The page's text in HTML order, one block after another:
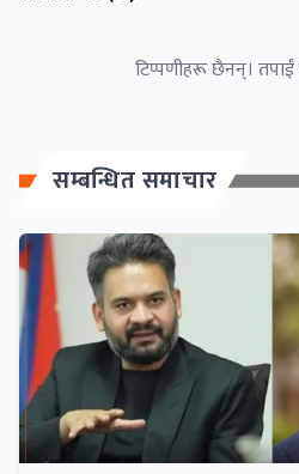
टिप्पणीहरू छैनन्। तपाईं
सम्बन्धित समाचार